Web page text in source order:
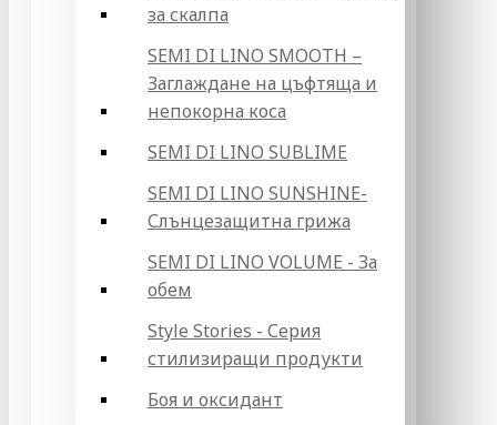
за скалпа
SEMI DI LINO SMOOTH –
Заглаждане на цъфтяща и
непокорна коса
SEMI DI LINO SUBLIME
SEMI DI LINO SUNSHINE-
Слънцезащитна грижа
SEMI DI LINO VOLUME - За
обем
Style Stories - Серия
стилизиращи продукти
Боя и оксидант